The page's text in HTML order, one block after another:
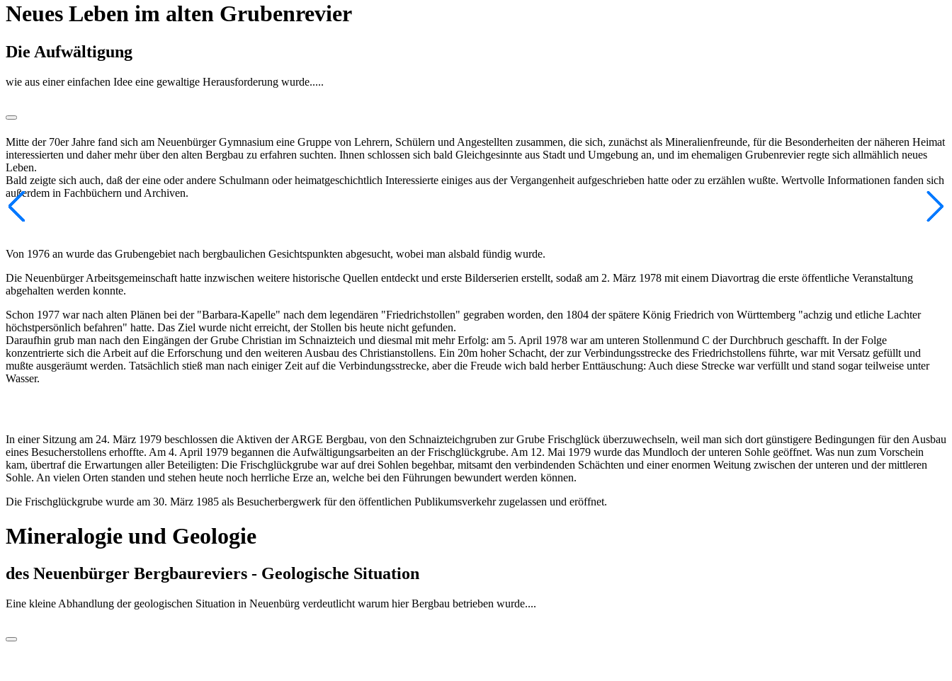
Neues Leben im alten Grubenrevier
Die Aufwältigung
wie aus einer einfachen Idee eine gewaltige Herausforderung wurde.....
Mitte der 70er Jahre fand sich am Neuenbürger Gymnasium eine Gruppe von Lehrern, Schülern und Angestellten zusammen, die sich, zunächst als Mineralienfreunde, für die Besonderheiten der näheren Heimat
interessierten und daher mehr über den alten Bergbau zu erfahren suchten. Ihnen schlossen sich bald Gleichgesinnte aus Stadt und Umgebung an, und im ehemaligen Grubenrevier regte sich allmählich neues
Leben.
Bald zeigte sich auch, daß der eine oder andere Schulmann oder heimatgeschichtlich Interessierte einiges aus der Vergangenheit aufgeschrieben hatte oder zu erzählen wußte. Wertvolle Informationen fanden sich
außerdem in Fachbüchern und Archiven.
Von 1976 an wurde das Grubengebiet nach bergbaulichen Gesichtspunkten abgesucht, wobei man alsbald fündig wurde.
Die Neuenbürger Arbeitsgemeinschaft hatte inzwischen weitere historische Quellen entdeckt und erste Bilderserien erstellt, sodaß am 2. März 1978 mit einem Diavortrag die erste öffentliche Veranstaltung
abgehalten werden konnte.
Schon 1977 war nach alten Plänen bei der "Barbara-Kapelle" nach dem legendären "Friedrichstollen" gegraben worden, den 1804 der spätere König Friedrich von Württemberg "achzig und etliche Lachter
höchstpersönlich befahren" hatte. Das Ziel wurde nicht erreicht, der Stollen bis heute nicht gefunden.
Daraufhin grub man nach den Eingängen der Grube Christian im Schnaizteich und diesmal mit mehr Erfolg: am 5. April 1978 war am unteren Stollenmund C der Durchbruch geschafft. In der Folge
konzentrierte sich die Arbeit auf die Erforschung und den weiteren Ausbau des Christianstollens. Ein 20m hoher Schacht, der zur Verbindungsstrecke des Friedrichstollens führte, war mit Versatz gefüllt und
mußte ausgeräumt werden. Tatsächlich stieß man nach einiger Zeit auf die Verbindungsstrecke, aber die Freude wich bald herber Enttäuschung: Auch diese Strecke war verfüllt und stand sogar teilweise unter
Wasser.
In einer Sitzung am 24. März 1979 beschlossen die Aktiven der ARGE Bergbau, von den Schnaizteichgruben zur Grube Frischglück überzuwechseln, weil man sich dort günstigere Bedingungen für den Ausbau
eines Besucherstollens erhoffte. Am 4. April 1979 begannen die Aufwältigungsarbeiten an der Frischglückgrube. Am 12. Mai 1979 wurde das Mundloch der unteren Sohle geöffnet. Was nun zum Vorschein
kam, übertraf die Erwartungen aller Beteiligten: Die Frischglückgrube war auf drei Sohlen begehbar, mitsamt den verbindenden Schächten und einer enormen Weitung zwischen der unteren und der mittleren
Sohle. An vielen Orten standen und stehen heute noch herrliche Erze an, welche bei den Führungen bewundert werden können.
Die Frischglückgrube wurde am 30. März 1985 als Besucherbergwerk für den öffentlichen Publikumsverkehr zugelassen und eröffnet.
Mineralogie und Geologie
des Neuenbürger Bergbaureviers - Geologische Situation
Eine kleine Abhandlung der geologischen Situation in Neuenbürg verdeutlicht warum hier Bergbau betrieben wurde....